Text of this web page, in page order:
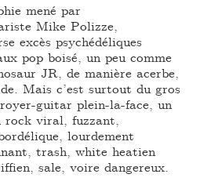
mené par
Mike Polizze,
excès psychédéliques
pop boisé, un peu comme
JR, de manière acerbe,
Mais c’est surtout du gros
guitar plein-la-face, un
rock viral, fuzzant,
lourdement
trash, white heatien
sale, voire dangereux.